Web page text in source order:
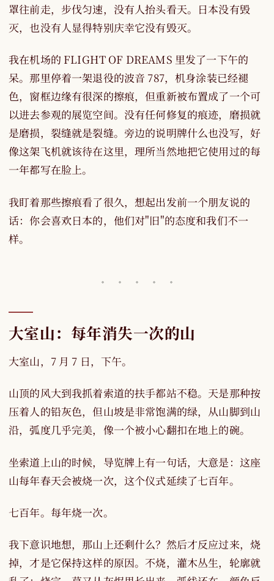
罩往前走，步伐匀速，没有人抬头看天。日本没有毁
灭，也没有人显得特别庆幸它没有毁灭。
我在机场的 FLIGHT OF DREAMS 里发了一下午的
呆。那里停着一架退役的波音 787，机身涂装已经褪
色，窗框边缘有很深的擦痕，但重新被布置成了一个可
以进去参观的展览空间。没有任何修复的痕迹，磨损就
是磨损，裂缝就是裂缝。旁边的说明牌什么也没写，好
像这架飞机就该待在这里，理所当然地把它使用过的每
一年都写在脸上。
我盯着那些擦痕看了很久，想起出发前一个朋友说的
话：你会喜欢日本的，他们对"旧"的态度和我们不一
样。
大室山：每年消失一次的山
大室山，7 月 7 日，下午。
山顶的风大到我抓着索道的扶手都站不稳。天是那种按
压着人的铅灰色，但山坡是非常饱满的绿，从山脚到山
沿，弧度几乎完美，像一个被小心翻扣在地上的碗。
坐索道上山的时候，导览牌上有一句话，大意是：这座
山每年春天会被烧一次，这个仪式延续了七百年。
七百年。每年烧一次。
我下意识地想，那山上还剩什么？然后才反应过来，烧
掉，才是它保持这样的原因。不烧，灌木丛生，轮廓就